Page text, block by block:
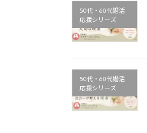
50代・60代婚活
応援シリーズ
50代・60代婚活
応援シリーズ